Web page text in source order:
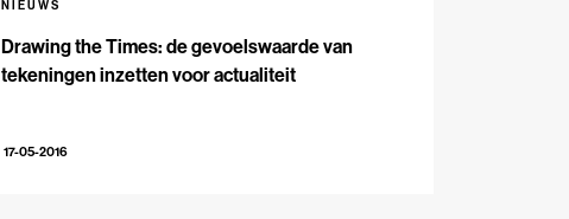
Drawing the Times: de gevoelswaarde van
tekeningen inzetten voor actualiteit
NIEUWS
17-05-2016